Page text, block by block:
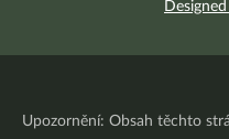
Upozornění: Obsah těchto